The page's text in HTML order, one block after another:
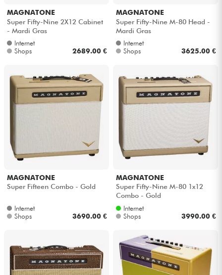
MAGNATONE
Super Fifty-Nine 2X12 Cabinet
- Mardi Gras
Internet
Shops
2689.00 €
MAGNATONE
Super Fifty-Nine M-80 Head -
Mardi Gras
Internet
Shops
3625.00 €
MAGNATONE
Super Fifteen Combo - Gold
Internet
Shops
3690.00 €
MAGNATONE
Super Fifty-Nine M-80 1x12
Combo - Gold
Internet
Shops
3990.00 €